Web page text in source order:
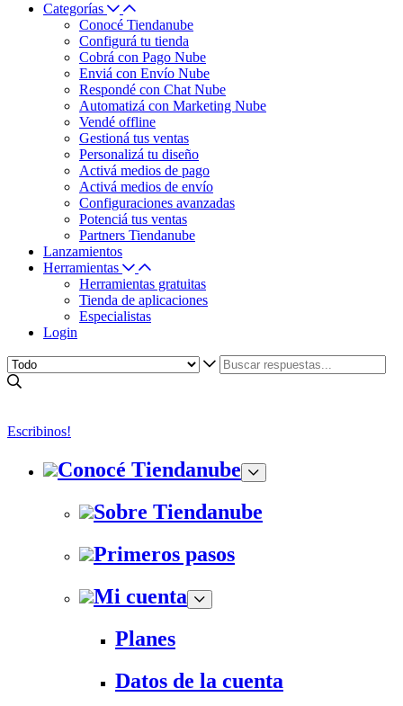
Categorías
Conocé Tiendanube
Configurá tu tienda
Cobrá con Pago Nube
Enviá con Envío Nube
Respondé con Chat Nube
Automatizá con Marketing Nube
Vendé offline
Gestioná tus ventas
Personalizá tu diseño
Activá medios de pago
Activá medios de envío
Configuraciones avanzadas
Potenciá tus ventas
Partners Tiendanube
Lanzamientos
Herramientas
Herramientas gratuitas
Tienda de aplicaciones
Especialistas
Login
Escribinos!
Conocé Tiendanube
Sobre Tiendanube
Primeros pasos
Mi cuenta
Planes
Datos de la cuenta